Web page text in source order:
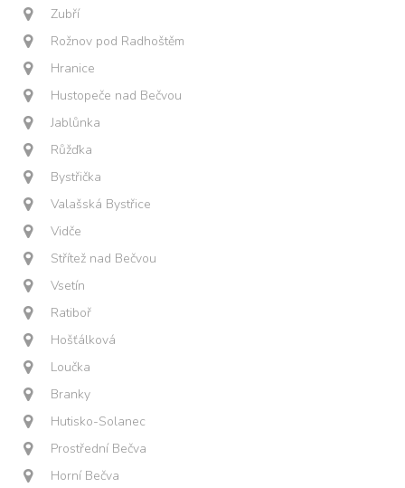
Zubří
Rožnov pod Radhoštěm
Hranice
Hustopeče nad Bečvou
Jablůnka
Růžďka
Bystřička
Valašská Bystřice
Vidče
Střítež nad Bečvou
Vsetín
Ratiboř
Hošťálková
Loučka
Branky
Hutisko-Solanec
Prostřední Bečva
Horní Bečva